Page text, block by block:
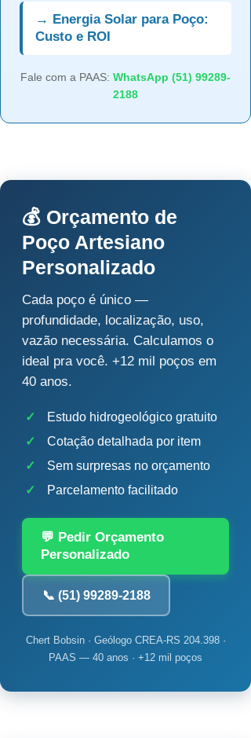
→ Energia Solar para Poço:
Custo e ROI
Fale com a PAAS: WhatsApp (51) 99289-
2188
💰 Orçamento de
Poço Artesiano
Personalizado
Cada poço é único —
profundidade, localização, uso,
vazão necessária. Calculamos o
ideal pra você. +12 mil poços em
40 anos.
✓
Estudo hidrogeológico gratuito
✓
Cotação detalhada por item
✓
Sem surpresas no orçamento
✓
Parcelamento facilitado
💬 Pedir Orçamento
Personalizado
📞 (51) 99289-2188
Chert Bobsin · Geólogo CREA-RS 204.398 ·
PAAS — 40 anos · +12 mil poços